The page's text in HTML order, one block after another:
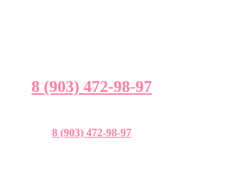
8 (903) 472-98-97
8 (903) 472-98-97